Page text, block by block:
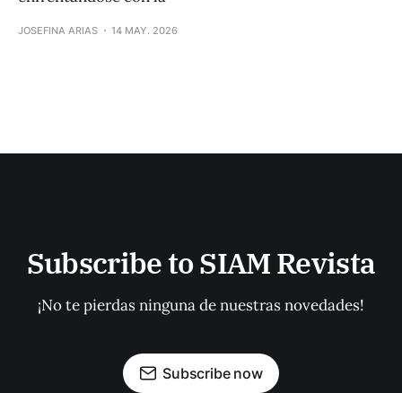
JOSEFINA ARIAS 14 MAY. 2026
Subscribe to SIAM Revista
¡No te pierdas ninguna de nuestras novedades!
Subscribe now